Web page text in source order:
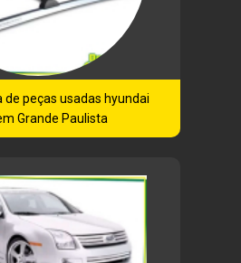
de peças usadas hyundai
Grande Paulista